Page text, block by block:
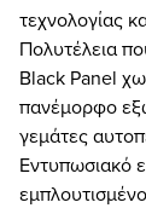
τεχνολογίας
Πολυτέλεια
Black Panel
πανέμορφο
γεμάτες
Εντυπωσιακό